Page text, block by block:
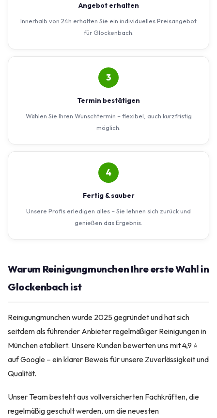
Angebot erhalten
Innerhalb von 24h erhalten Sie ein individuelles Preisangebot
für Glockenbach.
3
Termin bestätigen
Wählen Sie Ihren Wunschtermin – flexibel, auch kurzfristig
möglich.
4
Fertig & sauber
Unsere Profis erledigen alles – Sie lehnen sich zurück und
genießen das Ergebnis.
Warum Reinigungmunchen Ihre erste Wahl in
Glockenbach ist
Reinigungmunchen wurde 2025 gegründet und hat sich
seitdem als führender Anbieter regelmäßiger Reinigungen in
München etabliert. Unsere Kunden bewerten uns mit 4,9 ⭐
auf Google – ein klarer Beweis für unsere Zuverlässigkeit und
Qualität.
Unser Team besteht aus vollversicherten Fachkräften, die
regelmäßig geschult werden, um die neuesten